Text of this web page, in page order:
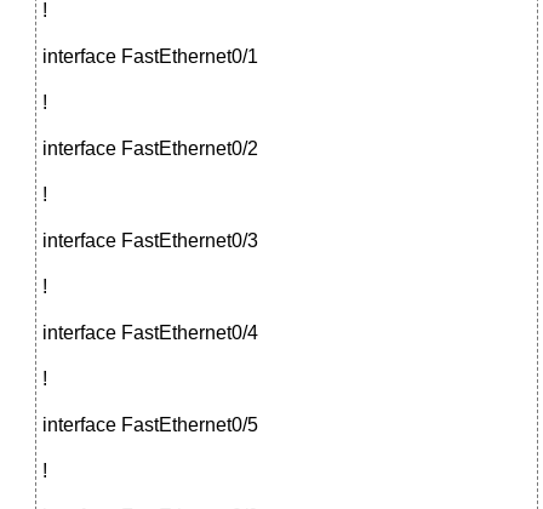
!
interface FastEthernet0/1
!
interface FastEthernet0/2
!
interface FastEthernet0/3
!
interface FastEthernet0/4
!
interface FastEthernet0/5
!